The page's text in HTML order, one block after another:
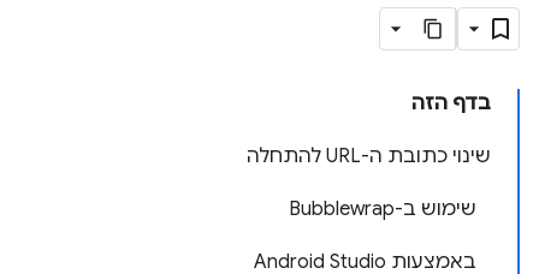
בדף הזה
שינוי כתובת ה-URL להתחלה
שימוש ב-Bubblewrap
באמצעות Android Studio